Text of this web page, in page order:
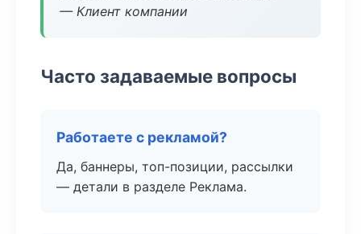
— Клиент компании
Часто задаваемые вопросы
Работаете с рекламой?
Да, баннеры, топ-позиции, рассылки
— детали в разделе Реклама.